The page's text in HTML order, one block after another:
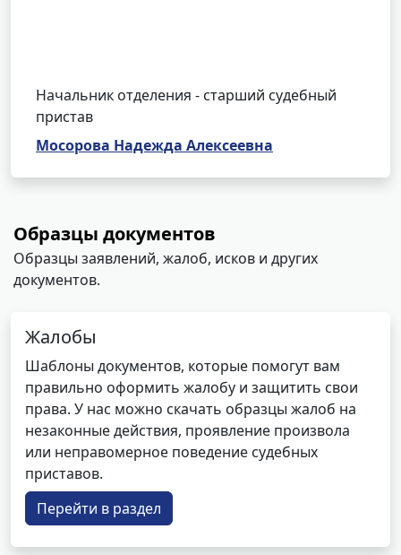
Начальник отделения - старший судебный
пристав
Мосорова Надежда Алексеевна
Образцы документов
Образцы заявлений, жалоб, исков и других
документов.
Жалобы
Шаблоны документов, которые помогут вам
правильно оформить жалобу и защитить свои
права. У нас можно скачать образцы жалоб на
незаконные действия, проявление произвола
или неправомерное поведение судебных
приставов.
Перейти в раздел